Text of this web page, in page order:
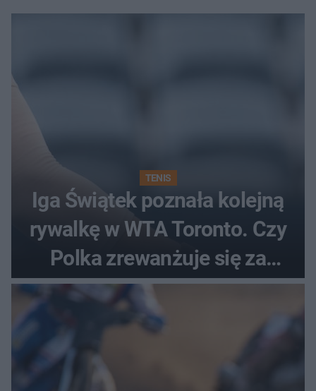
TENIS
Iga Świątek poznała kolejną
rywalkę w WTA Toronto. Czy
Polka zrewanżuje się za
ostatnią porażkę?